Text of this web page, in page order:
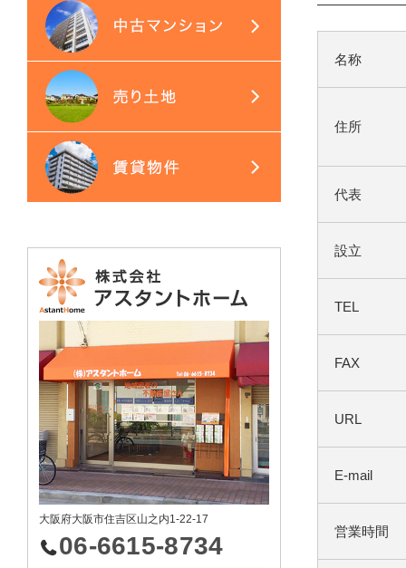
名称
住所
代表
設立
TEL
FAX
URL
E-mail
営業時間
大阪府大阪市住吉区山之内1-22-17
06-6615-8734